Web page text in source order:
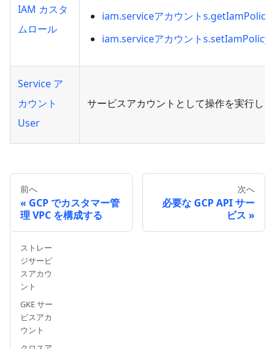
IAM カスタ
ムロール
iam.serviceアカウントs.getIamPolicy
iam.serviceアカウントs.setIamPolicy
Service ア
カウント
User
サービスアカウントとして操作を実行し
前へ
GCP でカスタマー管
理 VPC を構成する
次へ
必要な GCP API サー
ビス
ストレー
ジサービ
スアカウ
ント
GKE サー
ビスアカ
ウント